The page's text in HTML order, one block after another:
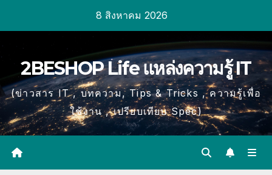
content
8 สิงหาคม 2026
2BESHOP Life แหล่งความรู้ IT
(ข่าวสาร IT , บทความ, Tips & Tricks , ความรู้เพื่อ
ใช้งาน , เปรียบเทียบ Spec)